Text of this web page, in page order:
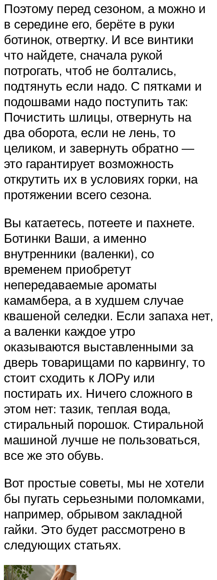
Поэтому перед сезоном, а можно и
в середине его, берёте в руки
ботинок, отвертку. И все винтики
что найдете, сначала рукой
потрогать, чтоб не болтались,
подтянуть если надо. С пятками и
подошвами надо поступить так:
Почистить шлицы, отвернуть на
два оборота, если не лень, то
целиком, и завернуть обратно —
это гарантирует возможность
открутить их в условиях горки, на
протяжении всего сезона.
Вы катаетесь, потеете и пахнете.
Ботинки Ваши, а именно
внутренники (валенки), со
временем приобретут
непередаваемые ароматы
камамбера, а в худшем случае
квашеной селедки. Если запаха нет,
а валенки каждое утро
оказываются выставленными за
дверь товарищами по карвингу, то
стоит сходить к ЛОРу или
постирать их. Ничего сложного в
этом нет: тазик, теплая вода,
стиральный порошок. Стиральной
машиной лучше не пользоваться,
все же это обувь.
Вот простые советы, мы не хотели
бы пугать серьезными поломками,
например, обрывом закладной
гайки. Это будет рассмотрено в
следующих статьях.